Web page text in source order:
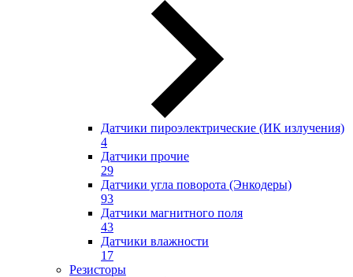
Датчики пироэлектрические (ИК излучения)
4
Датчики прочие
29
Датчики угла поворота (Энкодеры)
93
Датчики магнитного поля
43
Датчики влажности
17
Резисторы